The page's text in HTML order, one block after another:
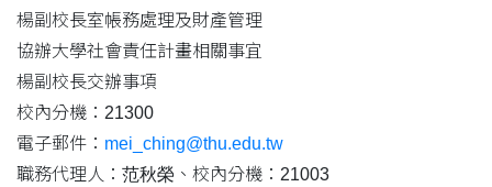
楊副校長室帳務處理及財產管理
協辦大學社會責任計畫相關事宜
楊副校長交辦事項
校內分機：21300
電子郵件： mei_ching@thu.edu.tw
職務代理人： 范秋榮 、校內分機：21003